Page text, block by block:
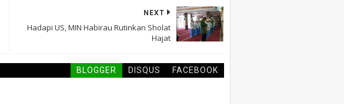
NEXT
Hadapi US, MIN Habirau Rutinkan Sholat
Hajat
BLOGGER DISQUS FACEBOOK